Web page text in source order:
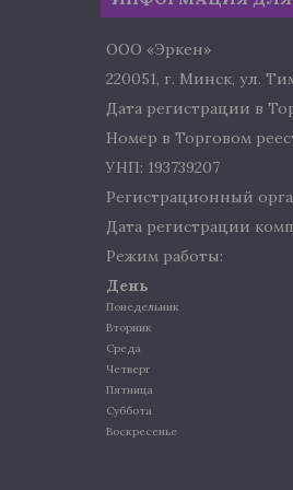
ООО «Эркен»
220051, г. Минск, ул.
Дата регистрации в
Номер в Торговом
УНП: 193739207
Регистрационный
Дата регистрации
Режим работы:
День
Понедельник
Вторник
Среда
Четверг
Пятница
Суббота
Воскресенье